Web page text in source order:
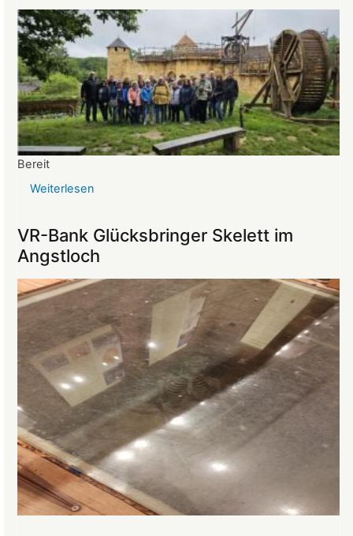
26.03.2025
Bereit
Weiterlesen
Mittelalter
begeistert
die
Teilnehmer:innen
VR-Bank Glücksbringer Skelett im
Angstloch